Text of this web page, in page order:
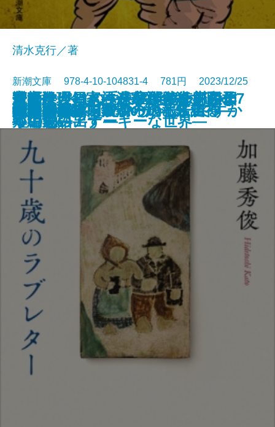
広重ぶるう
母親病
近親殺人―家族が家族を殺すとき
―
冬の日誌／内面からの報告書
ナッシング・マン
今夜は、鍋。―温かな食卓を囲む7
つの物語―
魔女推理―きっといつか、恋のよ
うに思い出す―
婚活1000本ノック
アルマジロの手―宇能鴻一郎傑作
短編集―
室町は今日もハードボイルド―日
本中世のアナーキーな世界―
清水克行／著
新潮文庫 978-4-10-104831-4 781円 2023/12/25
文庫電子書籍あり
九十歳のラブレター
阿修羅草紙
破天荒
華のかけはし―東福門院徳川和子
―
生贄の門
奇譚蒐集録―鉄環の娘と来訪神―
だってバズりたいじゃないですか
大絵画展
地中の星―東京初の地下鉄走る―
聖者のかけら